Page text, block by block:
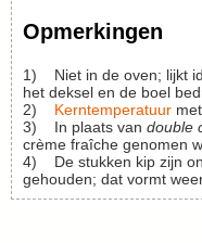
Opmerkingen
1) Niet in de oven; lijkt
het deksel en de boel
2) Kerntemperatuur
3) In plaats van double
crème fraîche genomen
4) De stukken kip zijn
gehouden; dat vormt